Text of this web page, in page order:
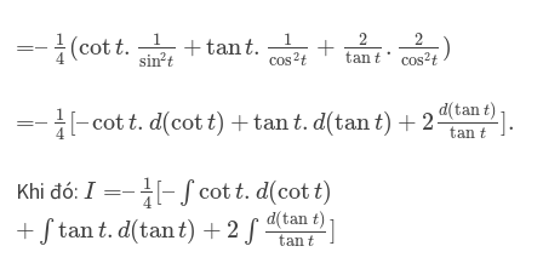
=– 1
4 (cot t.
1
sin2t
+tant.
1
cos2t
+
2
tan t .
2
cos2t
)
=– 1
4 [–cot t. d(cot t) +tan t. d(tan t) + 2 d(tan t)
tan t ].
Khi đó: I =– 1
4 [– ∫ cot t. d(cot t)
+ ∫ tan t. d(tant) + 2 ∫ d(tan t)
tan t ]